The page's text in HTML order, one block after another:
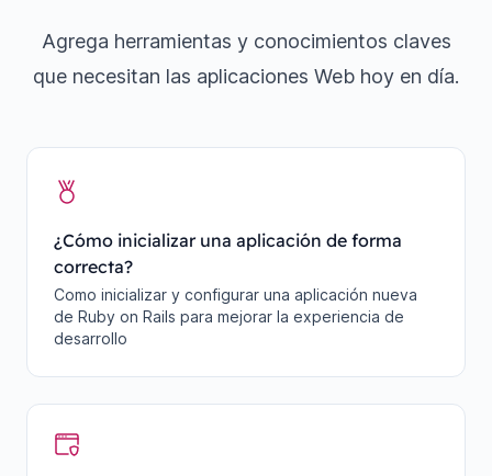
Agrega herramientas y conocimientos claves
que necesitan las aplicaciones Web hoy en día.
¿Cómo inicializar una aplicación de forma
correcta?
Como inicializar y configurar una aplicación nueva
de Ruby on Rails para mejorar la experiencia de
desarrollo